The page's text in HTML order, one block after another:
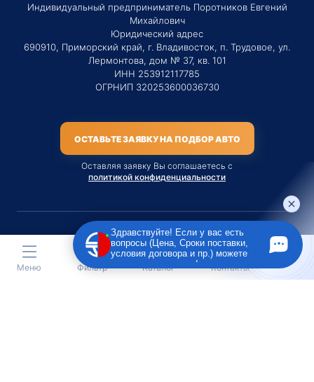
Индивидуальный предприниматель Поротников Евгений
Михайлович
Юридический адрес
690910, Приморский край, г. Владивосток, п. Трудовое, ул.
Лермонтова, дом № 37, кв. 101
ИНН 253912117785
ОГРНИП 320253600036730
ОСТАВЬТЕ ЗАЯВКУ НА ПОДБОР АВТО
Оставляя заявку Вы соглашаетесь с
политикой конфиденциальности
Материалы данного сайта являются публичной офертой
только на услугу сопровождения Агентом приобретения
транспортного средства Клиентом.
Меню Фильтр Каталог Контакты
Здравствуйте! Если у вас есть
вопросы (Цена, Сроки поставки,
условия договора и пр.) можете
задать их мне в чат!